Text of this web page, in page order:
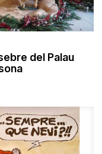
del Palau